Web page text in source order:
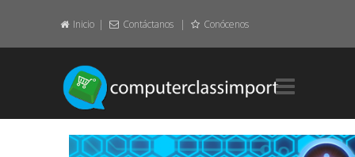
Inicio Contáctanos Conócenos
Home.